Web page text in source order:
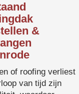
&
of roofing verliest
van tijd zijn